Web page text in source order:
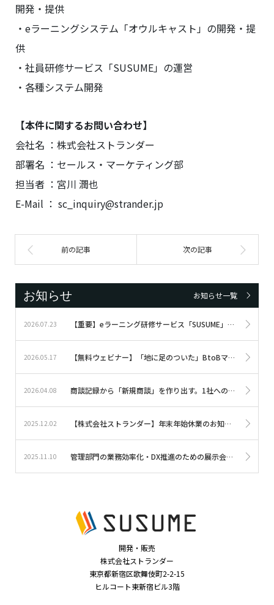
開発・提供
・eラーニングシステム「オウルキャスト」の開発・提
供
・社員研修サービス「SUSUME」の運営
・各種システム開発
【本件に関するお問い合わせ】
会社名 ：株式会社ストランダー
部署名 ：セールス・マーケティング部
担当者 ：宮川 潤也
E-Mail ： sc_inquiry@strander.jp
お知らせ お知らせ一覧
2026.07.23 【重要】eラーニング研修サービス「SUSUME」サービス終了のお知らせ
2026.05.17 【無料ウェビナー】「地に足のついた」BtoBマーケティングのKPI設計～実現可能性を上げる3つのコツ～≪5/28(木)16時～≫
2026.04.08 商談記録から「新規商談」を作り出す。1社への提案を未だ見ぬ100社に届ける、営業ロジックで組み立てる「Webチャネル構築の実践研修」を提供開始。｜eラーニングサービス「SUSUME」
2025.12.02 【株式会社ストランダー】年末年始休業のお知らせ
2025.11.10 管理部門の業務効率化・DX推進のための展示会『バックオフィスDXPO東京’25【秋】』に出展します｜eラーニングソリューションSUSUME・オウルキャスト
開発・販売
株式会社ストランダー
東京都新宿区歌舞伎町2-2-15
ヒルコート東新宿ビル3階